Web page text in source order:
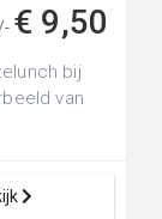
€ 9,50
bij
van